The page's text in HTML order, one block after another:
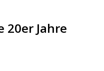
20er Jahre